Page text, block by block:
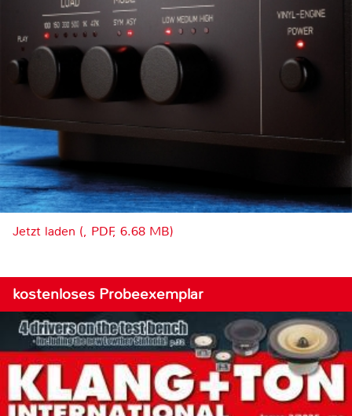
Jetzt laden (, PDF, 6.68 MB)
kostenloses Probeexemplar